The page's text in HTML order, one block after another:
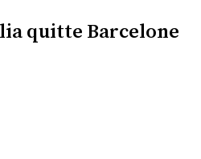
quitte Barcelone